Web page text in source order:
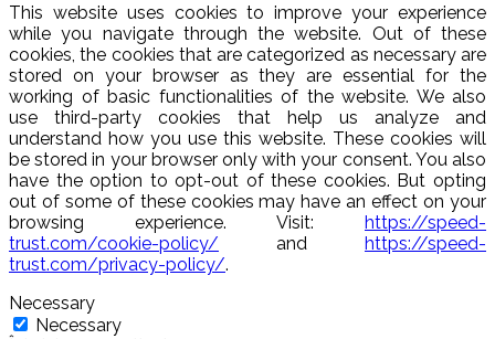
This website uses cookies to improve your experience
while you navigate through the website. Out of these
cookies, the cookies that are categorized as necessary are
stored on your browser as they are essential for the
working of basic functionalities of the website. We also
use third-party cookies that help us analyze and
understand how you use this website. These cookies will
be stored in your browser only with your consent. You also
have the option to opt-out of these cookies. But opting
out of some of these cookies may have an effect on your
browsing experience. Visit: https://speed-
trust.com/cookie-policy/ and https://speed-
trust.com/privacy-policy/.
Necessary
Necessary